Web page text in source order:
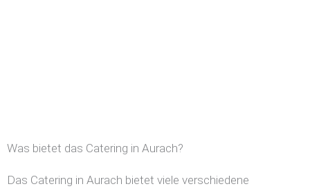
Was bietet das Catering in Aurach?
Das Catering in Aurach bietet viele verschiedene